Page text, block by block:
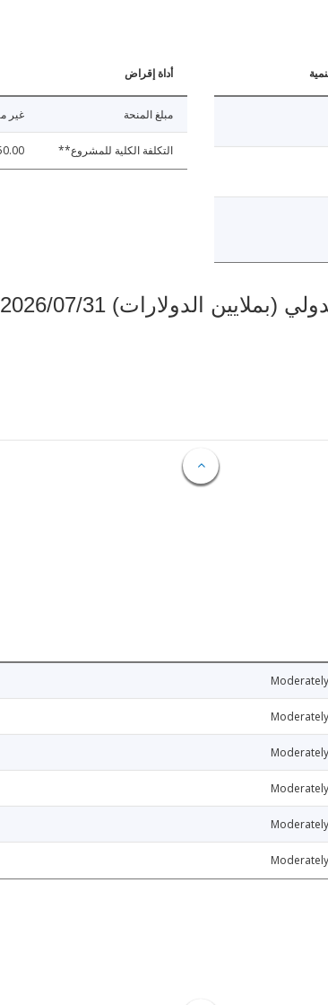
أداة إقراض
مبلغ المنحة غير
التكلفة الكلية للمشروع**
الدولارات) 2026/07/31